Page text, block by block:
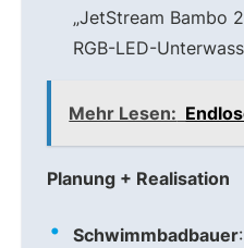
„JetStream Bambo
RGB-LED-
Mehr Lesen:
Planung + Realisation
Schwimmbadbauer